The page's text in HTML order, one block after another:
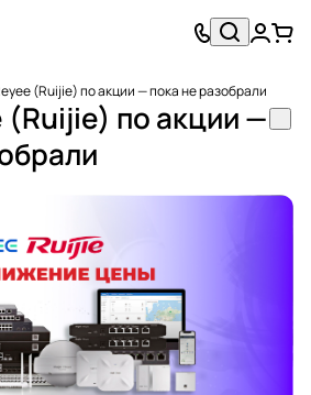
(Ruijie) по акции — пока не разобрали
(Ruijie) по акции —